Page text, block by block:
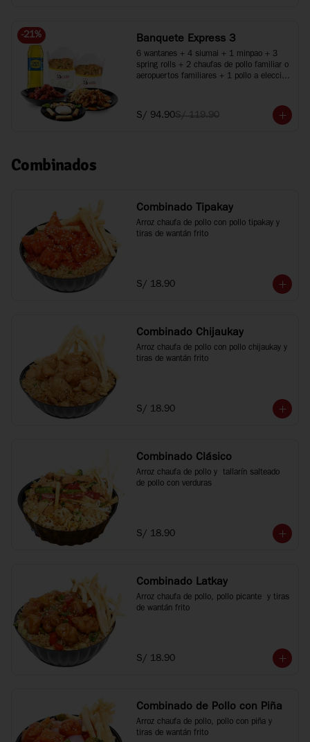
-21% Banquete Express 3
6 wantanes + 4 siumai + 1 minpao + 3
spring rolls + 2 chaufas de pollo familiar o
aeropuertos familiares + 1 pollo a elección
S/ 94.90S/ 119.90
Combinados
Combinado Tipakay
Arroz chaufa de pollo con pollo tipakay y
tiras de wantán frito
S/ 18.90
Combinado Chijaukay
Arroz chaufa de pollo con pollo chijaukay y
tiras de wantán frito
S/ 18.90
Combinado Clásico
Arroz chaufa de pollo y  tallarín salteado
de pollo con verduras
S/ 18.90
Combinado Latkay
Arroz chaufa de pollo, pollo picante  y tiras
de wantán frito
S/ 18.90
Combinado de Pollo con Piña
Arroz chaufa de pollo, pollo con piña y
tiras de wantán frito